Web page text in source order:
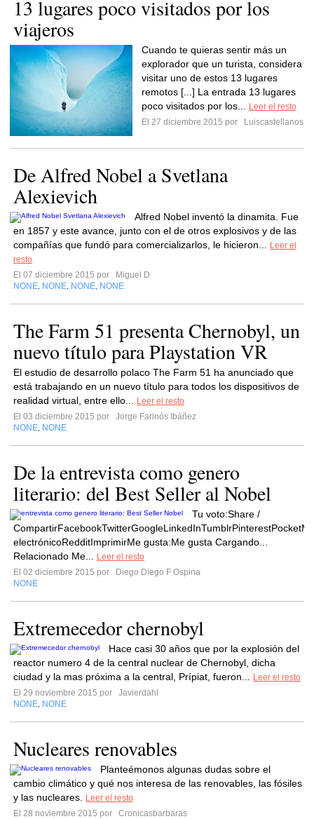
13 lugares poco visitados por los
viajeros
Cuando te quieras sentir más un
explorador que un turista, considera
visitar uno de estos 13 lugares
remotos [...] La entrada 13 lugares
poco visitados por los...
Leer el resto
El 27 diciembre 2015 por
Luiscastellanos
De Alfred Nobel a Svetlana
Alexievich
Alfred Nobel inventó la dinamita. Fue
en 1857 y este avance, junto con el de otros explosivos y de las
compañías que fundó para comercializarlos, le hicieron...
Leer el
resto
El 07 diciembre 2015 por
Miguel D
NONE NONE NONE NONE
The Farm 51 presenta Chernobyl, un
nuevo título para Playstation VR
El estudio de desarrollo polaco The Farm 51 ha anunciado que
está trabajando en un nuevo título para todos los dispositivos de
realidad virtual, entre ello...
Leer el resto
El 03 diciembre 2015 por
Jorge Farinós Ibáñez
NONE NONE
De la entrevista como genero
literario: del Best Seller al Nobel
Tu voto:Share /
electrónicoRedditImprimirMe gusta:Me gusta Cargando...
Relacionado Me...
Leer el resto
El 02 diciembre 2015 por
Diego Diego F Ospina
NONE
Extremecedor chernobyl
Hace casi 30 años que por la explosión del
reactor numero 4 de la central nuclear de Chernobyl, dicha
ciudad y la mas próxima a la central, Prípiat, fueron...
Leer el resto
El 29 noviembre 2015 por
Javierdahl
NONE NONE
Nucleares renovables
Planteémonos algunas dudas sobre el
cambio climático y qué nos interesa de las renovables, las fósiles
y las nucleares.
Leer el resto
El 28 noviembre 2015 por
Cronicasbarbaras